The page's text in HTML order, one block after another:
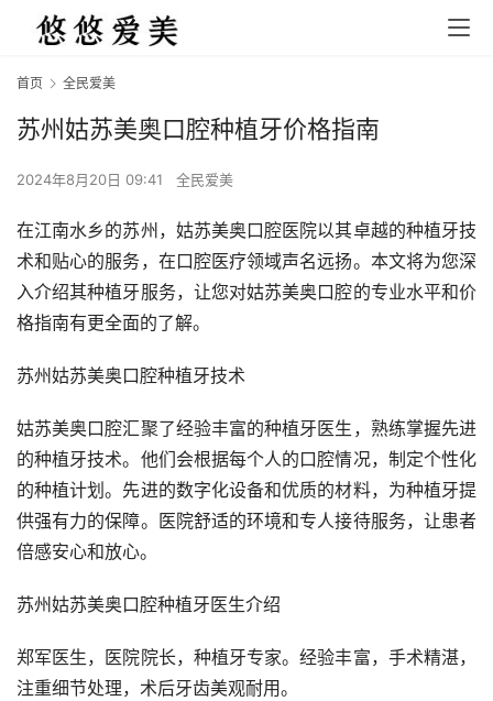
首页 全民爱美
苏州姑苏美奥口腔种植牙价格指南
2024年8月20日 09:41 全民爱美
在江南水乡的苏州，姑苏美奥口腔医院以其卓越的种植牙技
术和贴心的服务，在口腔医疗领域声名远扬。本文将为您深
入介绍其种植牙服务，让您对姑苏美奥口腔的专业水平和价
格指南有更全面的了解。
苏州姑苏美奥口腔种植牙技术
姑苏美奥口腔汇聚了经验丰富的种植牙医生，熟练掌握先进
的种植牙技术。他们会根据每个人的口腔情况，制定个性化
的种植计划。先进的数字化设备和优质的材料，为种植牙提
供强有力的保障。医院舒适的环境和专人接待服务，让患者
倍感安心和放心。
苏州姑苏美奥口腔种植牙医生介绍
郑军医生，医院院长，种植牙专家。经验丰富，手术精湛，
注重细节处理，术后牙齿美观耐用。